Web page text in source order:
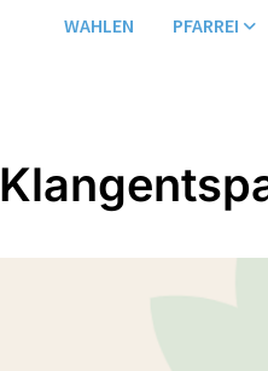
WAHLEN PFARREI